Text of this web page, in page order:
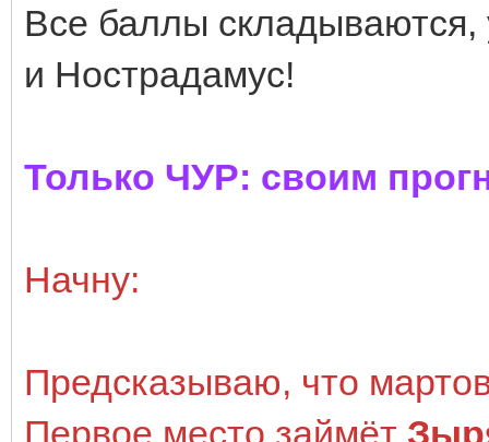
Все баллы складываются,
и Нострадамус!
Только ЧУР: своим
Начну:
Предсказываю, что
Первое место займёт